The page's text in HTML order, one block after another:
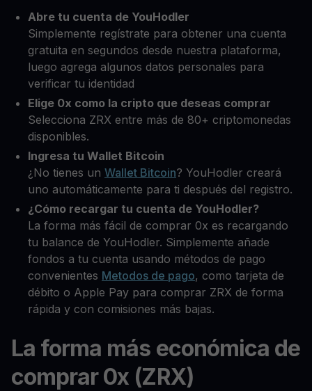
Abre tu cuenta de YouHodler
Simplemente regístrate para obtener una cuenta
gratuita en segundos desde nuestra plataforma,
luego agrega algunos datos personales para
verificar tu identidad
Elige 0x como la cripto que deseas comprar
Selecciona ZRX entre más de 80+ criptomonedas
disponibles.
Ingresa tu Wallet Bitcoin
¿No tienes un Wallet Bitcoin? YouHodler creará
uno automáticamente para ti después del registro.
¿Cómo recargar tu cuenta de YouHodler?
La forma más fácil de comprar 0x es recargando
tu balance de YouHodler. Simplemente añade
fondos a tu cuenta usando métodos de pago
convenientes Metodos de pago, como tarjeta de
débito o Apple Pay para comprar ZRX de forma
rápida y con comisiones más bajas.
La forma más económica de
comprar 0x (ZRX)